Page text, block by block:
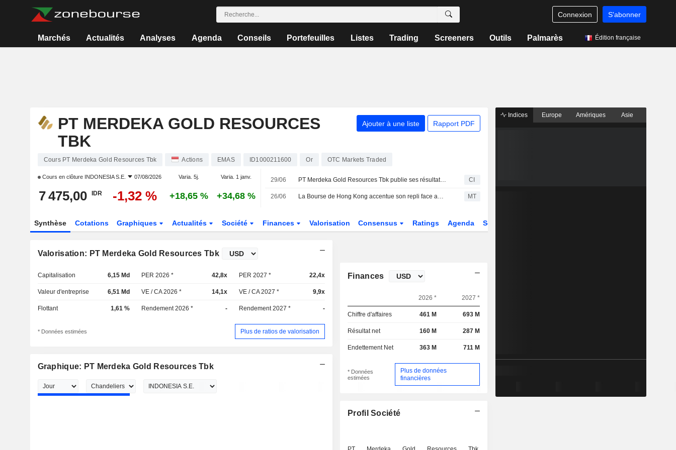
Connexion S'abonner
Marchés Actualités Analyses Agenda Conseils Portefeuilles Listes Trading Screeners Outils Palmarès Édition française
PT MERDEKA GOLD RESOURCES
TBK
Ajouter à une liste Rapport PDF
Cours PT Merdeka Gold Resources Tbk Actions EMAS ID1000211600 Or OTC Markets Traded
Cours en clôture INDONESIA S.E. 07/08/2026 Varia. 5j. Varia. 1 janv.
7 475,00 IDR -1,32 % +18,65 % +34,68 %
29/06 PT Merdeka Gold Resources Tbk publie ses résultats pour le premier trimestre clos le 31 mars 2026 CI
26/06 La Bourse de Hong Kong accentue son repli face aux craintes sur l'IA ; six introductions en bourse marquent la séance la plus active depuis des mois MT
Synthèse Cotations Graphiques Actualités Société Finances Valorisation Consensus Ratings Agenda Secteur
Valorisation: PT Merdeka Gold Resources Tbk
Capitalisation 6,15 Md PER 2026 * 42,8x PER 2027 * 22,4x
Valeur d'entreprise 6,51 Md VE / CA 2026 * 14,1x VE / CA 2027 * 9,9x
Flottant 1,61 % Rendement 2026 * - Rendement 2027 * -
* Données estimées Plus de ratios de valorisation
Graphique: PT Merdeka Gold Resources Tbk
Finances
2026 * 2027 *
Chiffre d'affaires 461 M 693 M
Résultat net 160 M 287 M
Endettement Net 363 M 711 M
* Données
estimées
Plus de données
financières
Profil Société
Indices Europe Amériques Asie